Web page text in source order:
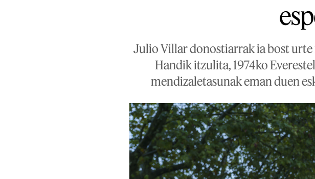
Julio Villar donostiarrak ia bost
Handik itzulita, 1974ko
mendizaletasunak eman duen